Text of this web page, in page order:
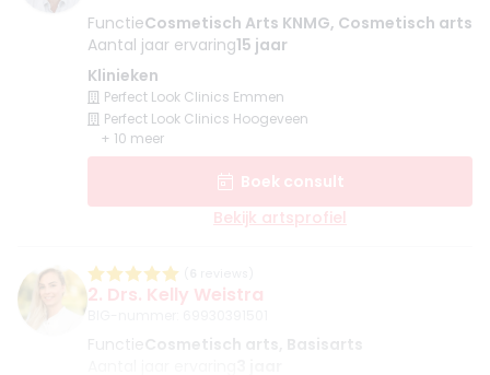
FunctieCosmetisch Arts KNMG, Cosmetisch arts
Aantal jaar ervaring15 jaar
Klinieken
Perfect Look Clinics Emmen
Perfect Look Clinics Hoogeveen
+ 10 meer
Boek consult
Bekijk artsprofiel
2. Drs. Kelly Weistra
Functie Cosmetisch arts, Basisarts